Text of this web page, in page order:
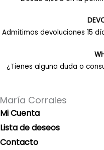
Admitimos devoluciones 15
¿Tienes alguna duda o
María Corrales
Mi Cuenta
Lista de deseos
Contacto